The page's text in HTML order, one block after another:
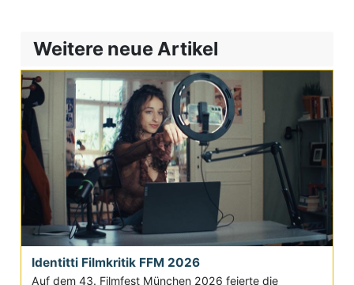
Weitere neue Artikel
Identitti Filmkritik FFM 2026
Auf dem 43. Filmfest München 2026 feierte die